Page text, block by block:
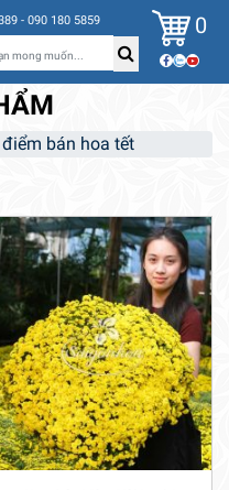
- 090 180 5859 0
bán hoa tết